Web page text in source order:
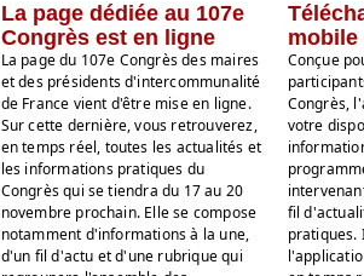
La page dédiée au 107e
Congrès est en ligne
La page du 107e Congrès des maires
et des présidents d'intercommunalité
de France vient d'être mise en ligne.
Sur cette dernière, vous retrouverez,
en temps réel, toutes les actualités et
les informations pratiques du
Congrès qui se tiendra du 17 au 20
novembre prochain. Elle se compose
notamment d'informations à la une,
d'un fil d'actu et d'une rubrique qui
mobile
Conçue
Congrès,
votre
fil
pratiques.